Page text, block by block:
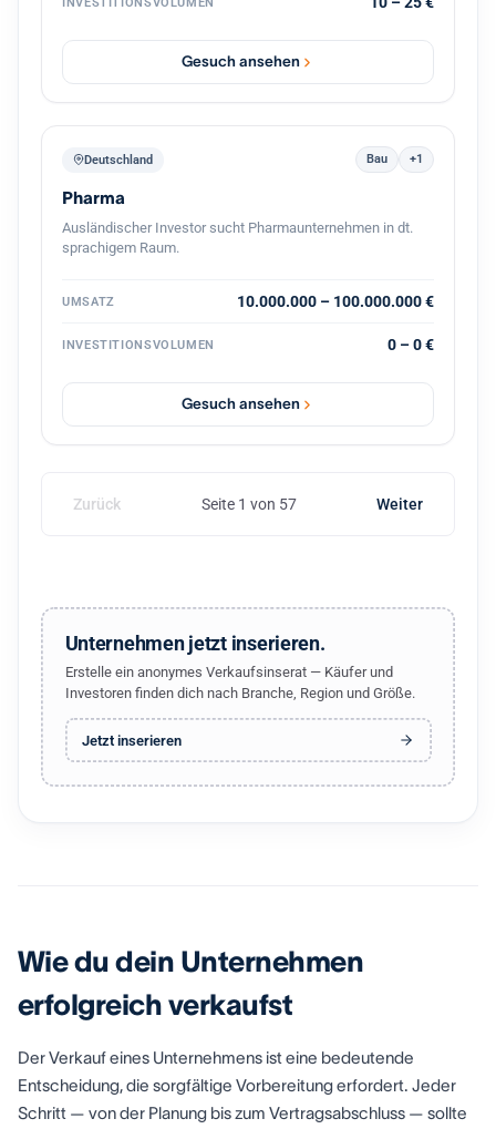
Management und mit Kontinuität für die Belegschaft.
Gesuch ansehen
Deutschland Bau +1
Pharma
Ausländischer Investor sucht Pharmaunternehmen in dt.
sprachigem Raum.
UMSATZ 10.000.000 – 100.000.000 €
INVESTITIONSVOLUMEN 0 – 0 €
Gesuch ansehen
Zurück Seite 1 von 57 Weiter
Unternehmen jetzt inserieren.
Erstelle ein anonymes Verkaufsinserat — Käufer und
Investoren finden dich nach Branche, Region und Größe.
Jetzt inserieren
Wie du dein Unternehmen
erfolgreich verkaufst
Der Verkauf eines Unternehmens ist eine bedeutende
Entscheidung, die sorgfältige Vorbereitung erfordert. Jeder
Schritt — von der Planung bis zum Vertragsabschluss — sollte